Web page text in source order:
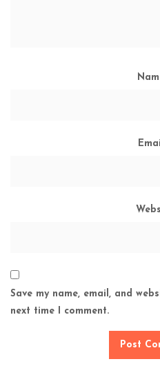
Save my name, email, and
next time I comment.